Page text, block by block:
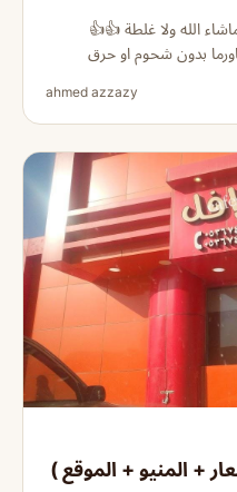
الله ولا غلطة 👍👍
بدون شحوم او حرق
ahmed azzazy
+ المنيو + الموقع )